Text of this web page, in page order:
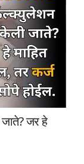
जर हे